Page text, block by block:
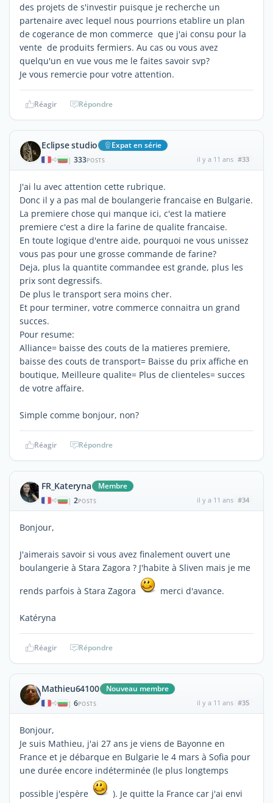
des projets de s'investir puisque je recherche un
partenaire avec lequel nous pourrions etablire un plan
de cogerance de mon commerce que j'ai consu pour la
vente de produits fermiers. Au cas ou vous avez
quelqu'un en vue vous me le faites savoir svp?
Je vous remercie pour votre attention.
Réagir Répondre
Eclipse studio Expat en série
| 333POSTS il y a 11 ans #33
J'ai lu avec attention cette rubrique.
Donc il y a pas mal de boulangerie francaise en Bulgarie.
La premiere chose qui manque ici, c'est la matiere
premiere c'est a dire la farine de qualite francaise.
En toute logique d'entre aide, pourquoi ne vous unissez
vous pas pour une grosse commande de farine?
Deja, plus la quantite commandee est grande, plus les
prix sont degressifs.
De plus le transport sera moins cher.
Et pour terminer, votre commerce connaitra un grand
succes.
Pour resume:
Alliance= baisse des couts de la matieres premiere,
baisse des couts de transport= Baisse du prix affiche en
boutique, Meilleure qualite= Plus de clienteles= succes
de votre affaire.
Simple comme bonjour, non?
Réagir Répondre
FR_Kateryna Membre
| 2POSTS il y a 11 ans #34
Bonjour,
J'aimerais savoir si vous avez finalement ouvert une
boulangerie à Stara Zagora ? J'habite à Sliven mais je me
rends parfois à Stara Zagora
merci d'avance.
Katéryna
Réagir Répondre
Mathieu64100 Nouveau membre
| 6POSTS il y a 11 ans #35
Bonjour,
Je suis Mathieu, j'ai 27 ans je viens de Bayonne en
France et je débarque en Bulgarie le 4 mars à Sofia pour
une durée encore indéterminée (le plus longtemps
possible j'espère
). Je quitte la France car j'ai envi